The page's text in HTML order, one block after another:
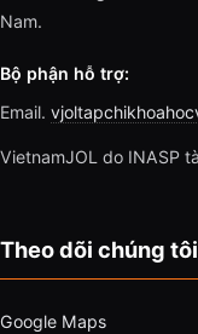
Nam.
Bộ phận hỗ trợ:
Email.
VietnamJOL do INASP
Theo dõi chúng tôi
Google Maps